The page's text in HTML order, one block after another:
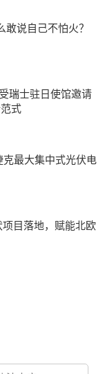
敢说自己不怕火？
瑞士驻日使馆邀请
式
最大集中式光伏电
目落地，赋能北欧